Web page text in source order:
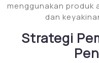
menggunakan produk
dan
Strategi